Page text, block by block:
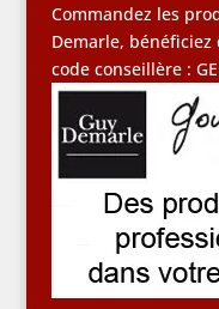
Commandez les
Demarle,
code conseillère :